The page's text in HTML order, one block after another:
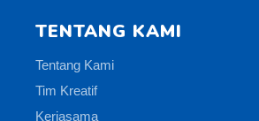
TENTANG KAMI
Tentang Kami
Tim Kreatif
Kerjasama